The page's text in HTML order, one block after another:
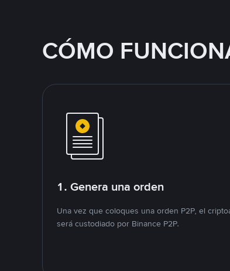
CÓMO
1. Genera una orden
Una vez que coloques una orden P2P, el
será custodiado por Binance P2P.